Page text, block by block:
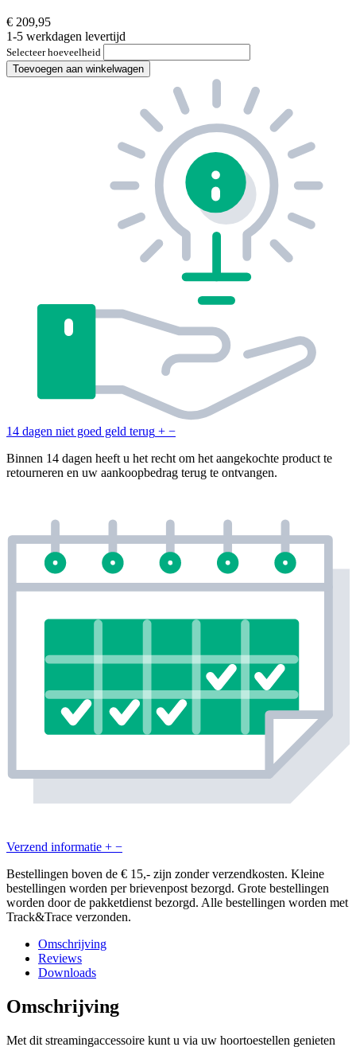
€ 209,95
1-5 werkdagen levertijd
Selecteer hoeveelheid
Toevoegen aan winkelwagen
14 dagen niet goed geld terug + −
Binnen 14 dagen heeft u het recht om het aangekochte product te
retourneren en uw aankoopbedrag terug te ontvangen.
Verzend informatie + −
Bestellingen boven de € 15,- zijn zonder verzendkosten. Kleine
bestellingen worden per brievenpost bezorgd. Grote bestellingen
worden door de pakketdienst bezorgd. Alle bestellingen worden met
Track&Trace verzonden.
Omschrijving
Reviews
Downloads
Omschrijving
Met dit streamingaccessoire kunt u via uw hoortoestellen genieten